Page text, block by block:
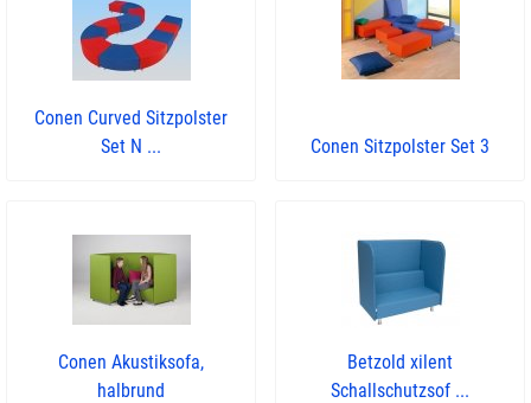
Conen Curved Sitzpolster
Set N ...
Conen Sitzpolster Set 3
Conen Akustiksofa,
halbrund
Betzold xilent
Schallschutzsof ...